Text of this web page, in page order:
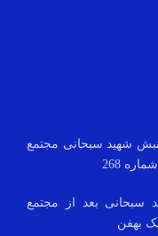
نبش شهید سبحانی مجتمع
268
سبحانی بعد از مجتمع
بهفن